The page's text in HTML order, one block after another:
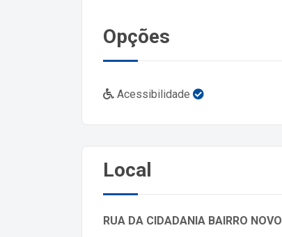
Opções
Acessibilidade
Local
RUA DA CIDADANIA BAIRRO NOVO